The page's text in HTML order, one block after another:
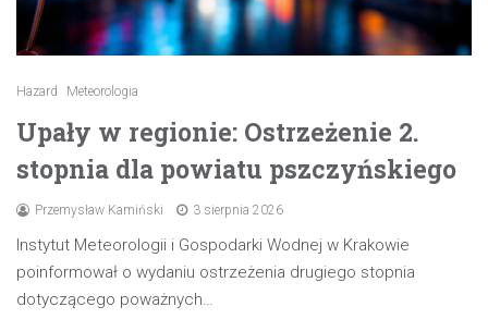
Hazard Meteorologia
Upały w regionie: Ostrzeżenie 2.
stopnia dla powiatu pszczyńskiego
Przemysław Kamiński 3 sierpnia 2026
Instytut Meteorologii i Gospodarki Wodnej w Krakowie
poinformował o wydaniu ostrzeżenia drugiego stopnia
dotyczącego poważnych…